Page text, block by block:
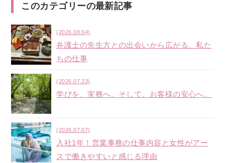
このカテゴリーの最新記事
(2026.08.04)
弁護士の先生方との出会いから広がる、私た
ちの仕事
(2026.07.23)
学びを、実務へ。そして、お客様の安心へ。
(2026.07.07)
入社1年！営業事務の仕事内容と女性がアー
スで働きやすいと感じる理由